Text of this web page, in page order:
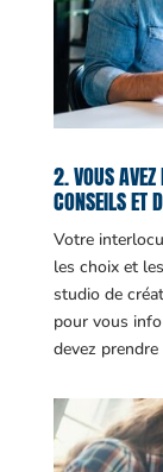
2. VOUS AVEZ
CONSEILS ET
Votre
les choix et
studio de
pour vous
devez